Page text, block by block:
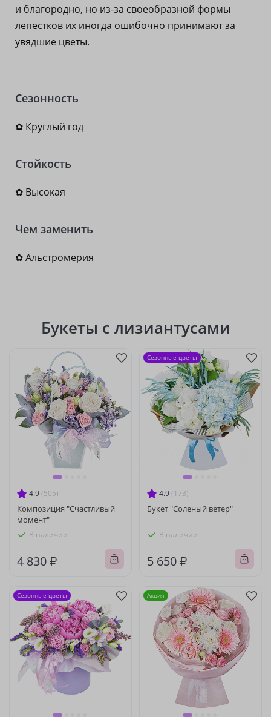
и благородно, но из-за своеобразной формы
лепестков их иногда ошибочно принимают за
увядшие цветы.
Сезонность
✿ Круглый год
Стойкость
✿ Высокая
Чем заменить
✿Альстромерия
Букеты с лизиантусами
4.9 (505)
Композиция "Счастливый
момент"
В наличии
4 830 ₽
4.9 (173)
Букет "Соленый ветер"
В наличии
5 650 ₽
Сезонные цветы
Сезонные цветы Акция